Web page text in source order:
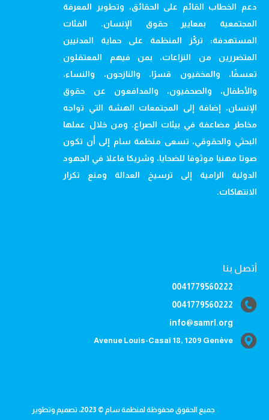
دعم الخطاب القائم على الحقائق، وتطوير المعرفة
المجتمعية بمعايير حقوق الإنسان. الفئات
المستهدفة: تركّز المنظمة على حماية المدنيين
المتضررين من النزاعات، بمن فيهم المعتقلون
تعسفًا، والمخفيون قسرًا، والنازحون، والنساء،
والأطفال، والصحفيون، والمدافعون عن حقوق
الإنسان، إضافة إلى المجتمعات الهشة التي تواجه
مخاطر مضاعفة في بيئات الصراع. ومن خلال عملها
البحثي والحقوقي، تسعى منظمة سام إلى أن تكون
صوتا مهنيا موثوقا للضحايا، وشريكا فاعلا في الجهود
الدولية الرامية إلى ترسيخ العدالة ومنع تكرار
الانتهاكات.
أتصل بنا
0041779560222
0041779560222
info@samrl.org
Avenue Louis-Casaï 18, 1209 Genève
جميع الحقوق محفوظة لمنظمة سام © 2023، تصميم وتطوير